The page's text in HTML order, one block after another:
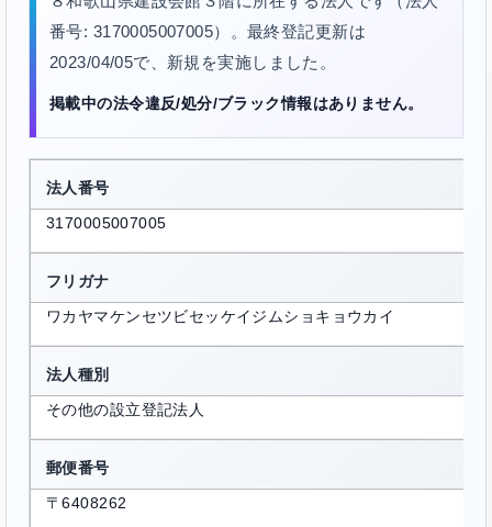
番号: 3170005007005）。最終登記更新は
2023/04/05で、新規を実施しました。
掲載中の法令違反/処分/ブラック情報はありません。
法人番号
3170005007005
フリガナ
ワカヤマケンセツビセッケイジムショキョウカイ
法人種別
その他の設立登記法人
郵便番号
〒6408262